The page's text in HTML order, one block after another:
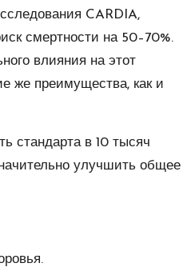
CARDIA,
смертности на 50–70%.
влияния на этот
же преимущества, как и
стандарта в 10 тысяч
улучшить общее